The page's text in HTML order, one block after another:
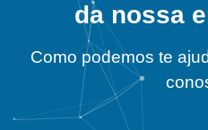
da nossa
Como podemos te